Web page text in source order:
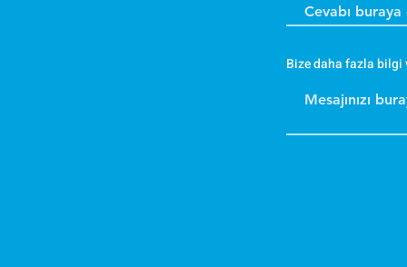
Bize daha fazla bilgi